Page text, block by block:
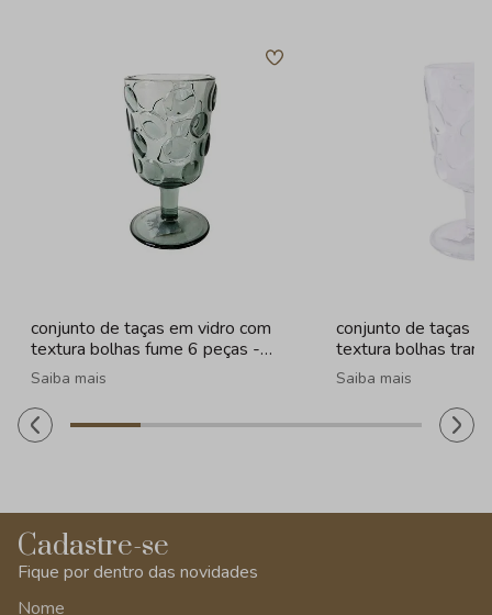
conjunto de taças em vidro com
textura bolhas fume 6 peças -
260ml
Saiba mais
conjunto de taças
textura bolhas
- 260ml
Saiba mais
Cadastre-se
Fique por dentro das novidades